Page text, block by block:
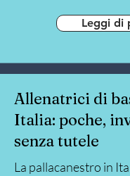
Leggi di
Allenatrici di
Italia: poche,
senza tutele
La pallacanestro in